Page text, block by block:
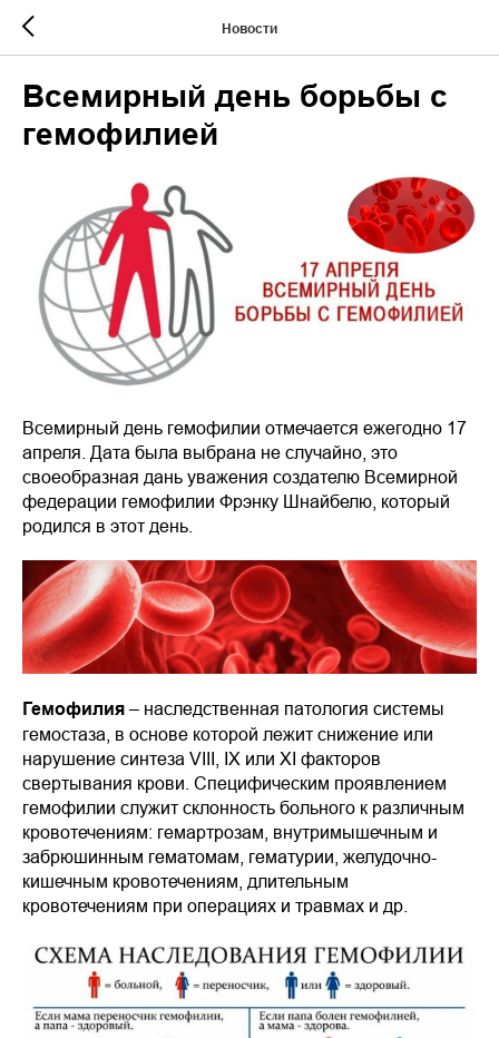
Новости
Всемирный день борьбы с
гемофилией
Всемирный день гемофилии отмечается ежегодно 17
апреля. Дата была выбрана не случайно, это
своеобразная дань уважения создателю Всемирной
федерации гемофилии Фрэнку Шнайбелю, который
родился в этот день.
Гемофилия – наследственная патология системы
гемостаза, в основе которой лежит снижение или
нарушение синтеза VIII, IX или XI факторов
свертывания крови. Специфическим проявлением
гемофилии служит склонность больного к различным
кровотечениям: гемартрозам, внутримышечным и
забрюшинным гематомам, гематурии, желудочно-
кишечным кровотечениям, длительным
кровотечениям при операциях и травмах и др.